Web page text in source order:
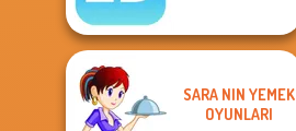
SARA NIN YEMEK
OYUNLARI